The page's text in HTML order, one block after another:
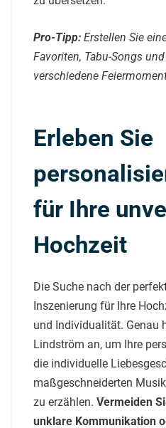
Pro-Tipp: Erstellen Sie
Favoriten, Tabu-Songs
verschiedene
Erleben Sie
für Ihre
Hochzeit
Die Suche nach der
Inszenierung für Ihre
und Individualität. Genau
Lindström an, um Ihre
die individuelle
maßgeschneiderten
zu erzählen. Vermeiden
unklare Kommunikation